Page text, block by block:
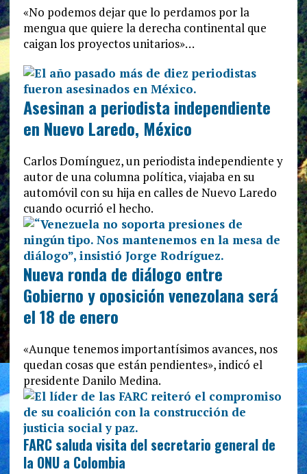
«No podemos dejar que lo perdamos por la
mengua que quiere la derecha continental que
caigan los proyectos unitarios»…
Asesinan a periodista independiente
en Nuevo Laredo, México
Carlos Domínguez, un periodista independiente y
autor de una columna política, viajaba en su
automóvil con su hija en calles de Nuevo Laredo
cuando ocurrió el hecho.
Nueva ronda de diálogo entre
Gobierno y oposición venezolana será
el 18 de enero
«Aunque tenemos importantísimos avances, nos
quedan cosas que están pendientes», indicó el
presidente Danilo Medina.
FARC saluda visita del secretario general de
la ONU a Colombia